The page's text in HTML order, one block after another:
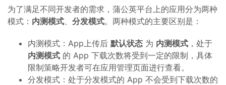
为了满足不同开发者的需求，蒲公英平台上的应用分为两种
模式： 内测模式、 分发模式。两种模式的主要区别是：
内测模式：App上传后 默认状态 为 内测模式 ，处于
内测模式 的 App 下载次数将受到一定的限制，具体
限制策略开发者可在应用管理页面进行查看。
分发模式：处于分发模式的 App 不会受到下载次数的